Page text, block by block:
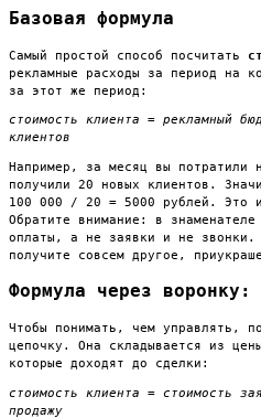
Базовая формула
Самый простой способ посчитать
рекламные расходы за период на
за этот же период:
стоимость клиента = рекламный
клиентов
Например, за месяц вы потратили
получили 20 новых клиентов.
100 000 / 20 = 5000 рублей. Это и
Обратите внимание: в
оплаты, а не заявки и не звонки.
получите совсем другое,
Формула через воронку:
Чтобы понимать, чем управлять,
цепочку. Она складывается из
которые доходят до сделки:
стоимость клиента = стоимость
продажу